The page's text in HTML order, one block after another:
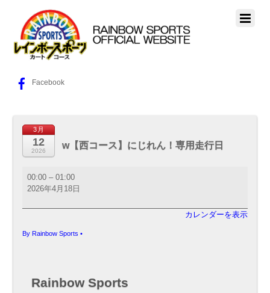
Facebook
3月
12
2026
w【西コース】にじれん！専用走行日
コ
ー
れ
00:00 –01:00
2026年4月18日
カレンダーを表示
By Rainbow Sports •
Rainbow Sports